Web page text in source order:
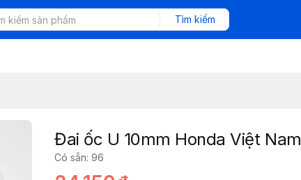
Tìm kiếm
Đai ốc U 10mm Honda Việt Nam
Có sẵn: 96